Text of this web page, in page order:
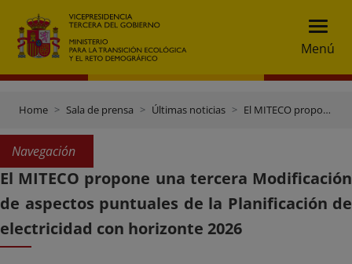
Menú
Home Sala de prensa Últimas noticias El MITECO propone una tercera Modificación de aspectos puntuales de la Planificación de electricidad con horizonte 2026
Navegación
El MITECO propone una tercera Modificación
de aspectos puntuales de la Planificación de
electricidad con horizonte 2026